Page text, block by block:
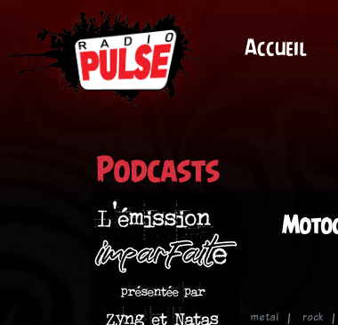
Accueil
Podcasts
metal rock